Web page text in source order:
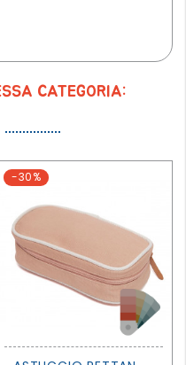
CATEGORIA:
-30%